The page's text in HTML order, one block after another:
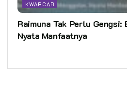
KWARCAB
Raimuna Tak Perlu Gengsi:
Nyata Manfaatnya